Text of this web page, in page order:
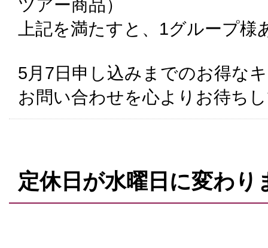
ツアー商品）
上記を満たすと、1グループ
5月7日申し込みまでのお得な
お問い合わせを心よりお待ち
定休日が水曜日に変わり